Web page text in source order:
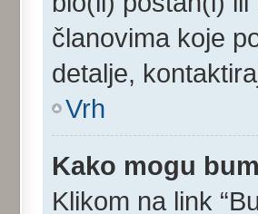
članovima koje
detalje,
Vrh
Kako mogu
Klikom na link